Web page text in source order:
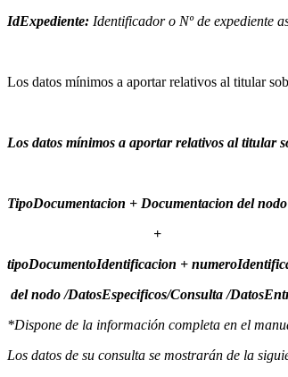
IdExpediente: Identificador o Nº de expediente
Los datos mínimos a aportar relativos al titular
Los datos mínimos a aportar relativos al titular
TipoDocumentacion + Documentacion del
+
tipoDocumentoIdentificacion +
del nodo /DatosEspecificos/Consulta /
*Dispone de la información completa en el
Los datos de su consulta se mostrarán de la